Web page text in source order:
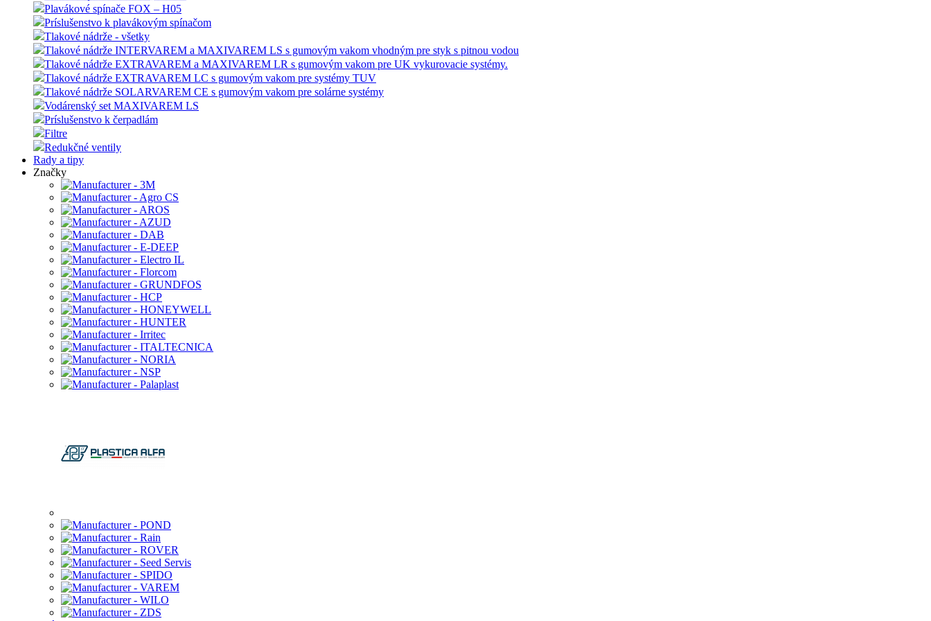
Plavákové spínače FOX – H05
Príslušenstvo k plavákovým spínačom
Tlakové nádrže - všetky
Tlakové nádrže INTERVAREM a MAXIVAREM LS s gumovým vakom vhodným pre styk s pitnou vodou
Tlakové nádrže EXTRAVAREM a MAXIVAREM LR s gumovým vakom pre UK vykurovacie systémy.
Tlakové nádrže EXTRAVAREM LC s gumovým vakom pre systémy TUV
Tlakové nádrže SOLARVAREM CE s gumovým vakom pre solárne systémy
Vodárenský set MAXIVAREM LS
Príslušenstvo k čerpadlám
Filtre
Redukčné ventily
Rady a tipy
Značky